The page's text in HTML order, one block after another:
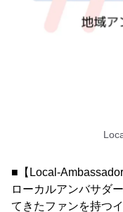
■【Local-
ローカルアンバサダ
てきたファンを持つ